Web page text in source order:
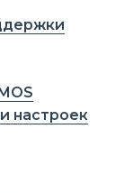
настроек